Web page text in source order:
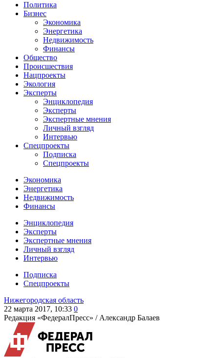
Политика
Бизнес
Экономика
Энергетика
Недвижимость
Финансы
Общество
Происшествия
Нацпроекты
Экология
Эксперты
Энциклопедия
Эксперты
Экспертные мнения
Личный взгляд
Интервью
Спецпроекты
Подписка
Спецпроекты
Экономика
Энергетика
Недвижимость
Финансы
Энциклопедия
Эксперты
Экспертные мнения
Личный взгляд
Интервью
Подписка
Спецпроекты
Нижегородская область
22 марта 2017, 10:33 0
Редакция «ФедералПресс» / Александр Балаев